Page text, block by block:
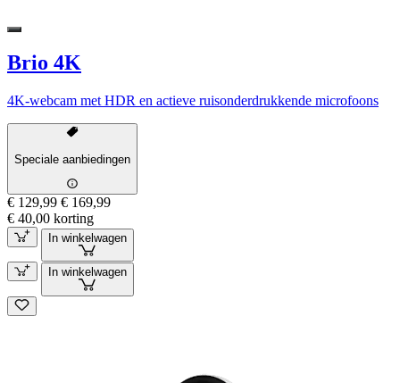
Brio 4K
4K-webcam met HDR en actieve ruisonderdrukkende microfoons
Speciale aanbiedingen
€ 129,99 € 169,99
€ 40,00 korting
In winkelwagen
In winkelwagen